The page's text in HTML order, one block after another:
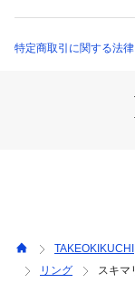
【気になる商品は
知をお知らせいたし
ります。また、パ
若干製品と画像の
特定商取引に関する法
TAKEOKIKUCHI
リング
スキマ